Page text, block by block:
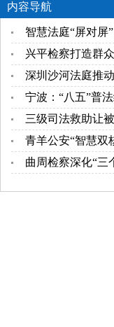
内容导航
智慧法庭“屏对屏
兴平检察打造群
深圳沙河法庭推
宁波：“八五”普
三级司法救助让
青羊公安“智慧双
曲周检察深化“三